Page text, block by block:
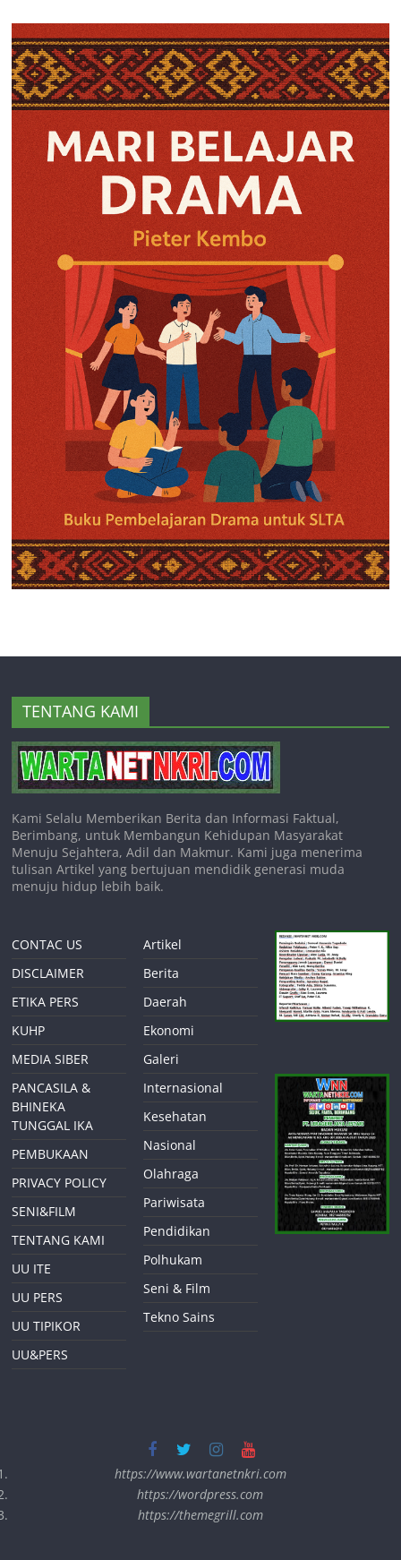
TENTANG KAMI
Kami Selalu Memberikan Berita dan Informasi Faktual,
Berimbang, untuk Membangun Kehidupan Masyarakat
Menuju Sejahtera, Adil dan Makmur. Kami juga menerima
tulisan Artikel yang bertujuan mendidik generasi muda
menuju hidup lebih baik.
CONTAC US
DISCLAIMER
ETIKA PERS
KUHP
MEDIA SIBER
PANCASILA &
BHINEKA
TUNGGAL IKA
PEMBUKAAN
PRIVACY POLICY
SENI&FILM
TENTANG KAMI
UU ITE
UU PERS
UU TIPIKOR
UU&PERS
Artikel
Berita
Daerah
Ekonomi
Galeri
Internasional
Kesehatan
Nasional
Olahraga
Pariwisata
Pendidikan
Polhukam
Seni & Film
Tekno Sains
https://www.wartanetnkri.com
https://wordpress.com
https://themegrill.com